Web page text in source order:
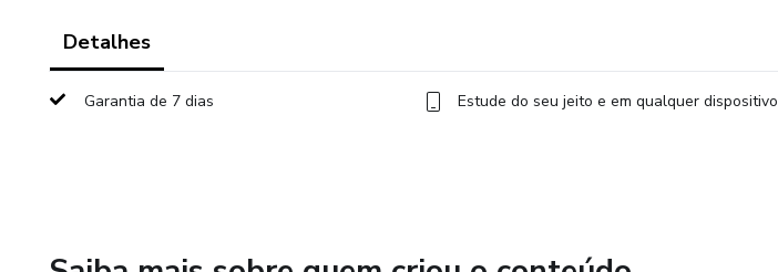
Detalhes
Garantia de 7 dias Estude do seu jeito e em qualquer dispositivo